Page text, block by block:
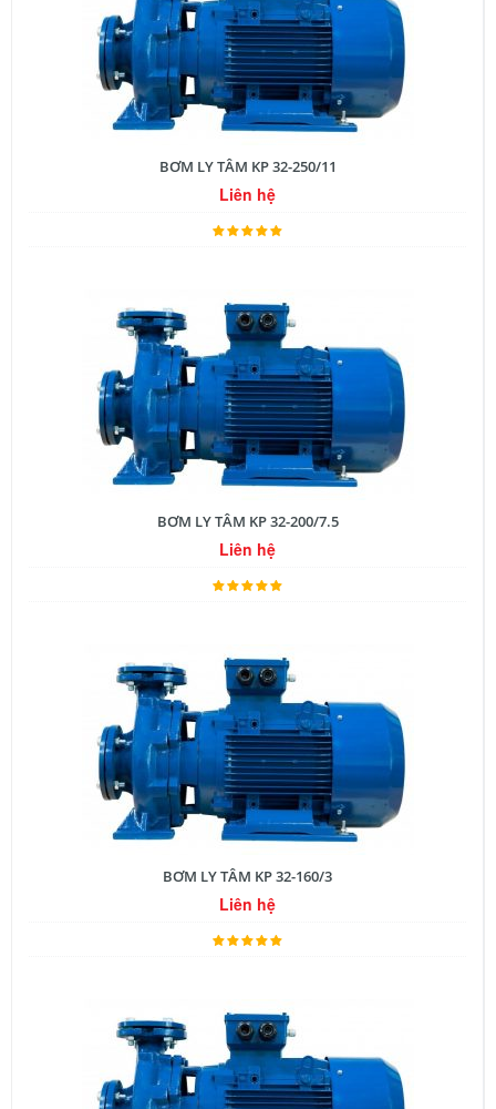
BƠM LY TÂM KP 32-250/11
Liên hệ
BƠM LY TÂM KP 32-200/7.5
Liên hệ
BƠM LY TÂM KP 32-160/3
Liên hệ